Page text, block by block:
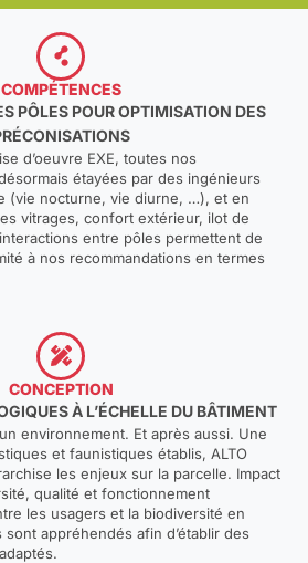
COMPÉTENCES
PÔLES POUR OPTIMISATION DES
d’oeuvre EXE, toutes nos
étayées par des ingénieurs
(vie nocturne, vie diurne, …), et en
vitrages, confort extérieur, ilot de
entre pôles permettent de
à nos recommandations en termes
CONCEPTION
À L’ÉCHELLE DU BÂTIMENT
environnement. Et après aussi. Une
et faunistiques établis, ALTO
les enjeux sur la parcelle. Impact
qualité et fonctionnement
les usagers et la biodiversité en
appréhendés afin d’établir des